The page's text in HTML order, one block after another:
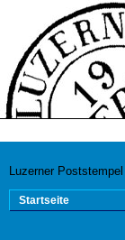
Luzerner Poststempel
Startseite